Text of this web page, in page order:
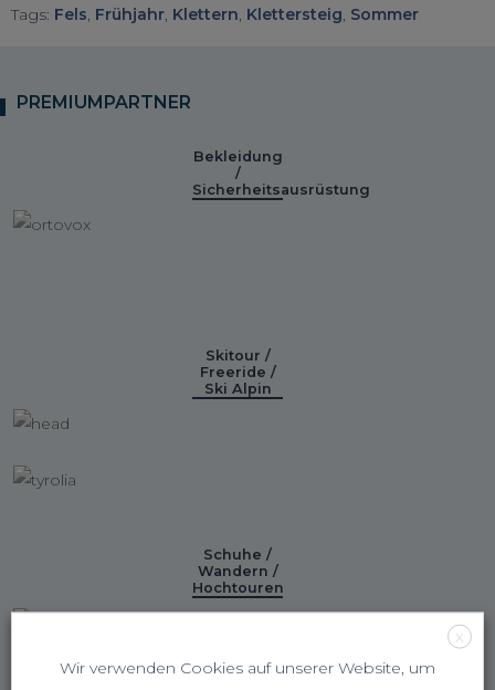
Tags: Fels, Frühjahr, Klettern, Klettersteig, Sommer
PREMIUMPARTNER
Bekleidung
/
Sicherheitsausrüstung
Skitour /
Freeride /
Ski Alpin
Schuhe /
Wandern /
Hochtouren
X
Wir verwenden Cookies auf unserer Website, um